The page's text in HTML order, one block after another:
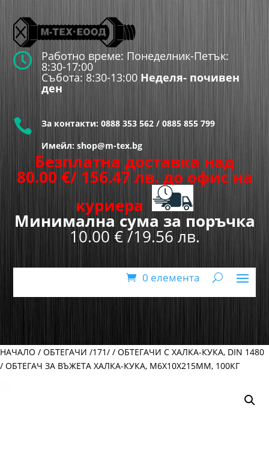
 Работно време: Понеделник-Петък:
8:30-17:00
Събота: 8:30-13:00 Неделя- почивен
ден
 За контакти: 0888 353 562 / 0885 855 799
Имейл: shop@m-tex.bg
Безплатна доставка над
80.00 €/ 156.47 лв. до офис на
куриера
Минимална сума за поръчка
10.00 € /19.56 лв.
0 елемента
НАЧАЛО / ОБТЕГАЧИ /171/ / ОБТЕГАЧИ С ХАЛКА-КУКА, DIN 1480
/ ОБТЕГАЧ ЗА ВЪЖЕТА ХАЛКА-КУКА, М6Х10Х215ММ, 100КГ